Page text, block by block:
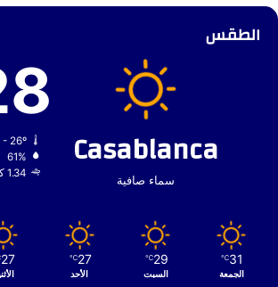
الطقس
Casablanca
سماء صافية
31º - 26º
61%
1.34 كيلومتر/ساعة
31
℃
الجمعة
29
℃
السبت
27
℃
الأحد
27